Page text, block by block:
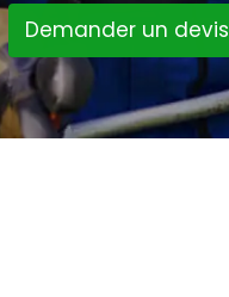
Demander un devis